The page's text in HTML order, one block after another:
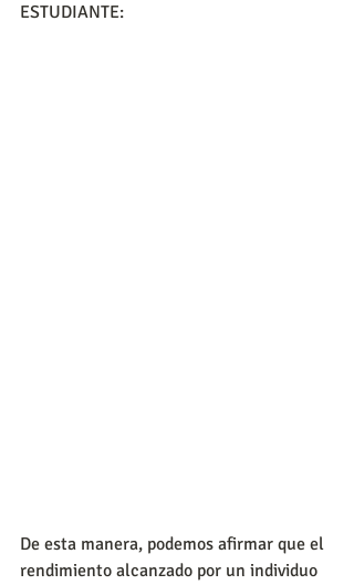
ESTUDIANTE:
De esta manera, podemos afirmar que el
rendimiento alcanzado por un individuo